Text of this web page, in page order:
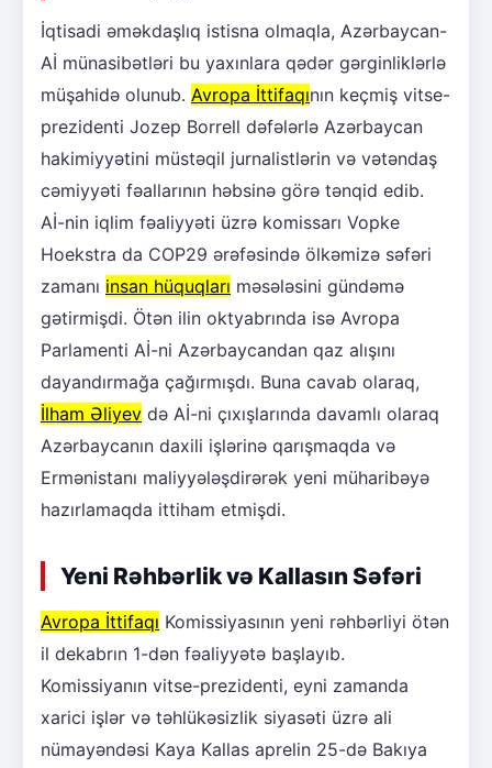
İqtisadi əməkdaşlıq istisna olmaqla, Azərbaycan-
Aİ münasibətləri bu yaxınlara qədər gərginliklərlə
müşahidə olunub. Avropa İttifaqının keçmiş vitse-
prezidenti Jozep Borrell dəfələrlə Azərbaycan
hakimiyyətini müstəqil jurnalistlərin və vətəndaş
cəmiyyəti fəallarının həbsinə görə tənqid edib.
Aİ-nin iqlim fəaliyyəti üzrə komissarı Vopke
Hoekstra da COP29 ərəfəsində ölkəmizə səfəri
zamanı insan hüquqları məsələsini gündəmə
gətirmişdi. Ötən ilin oktyabrında isə Avropa
Parlamenti Aİ-ni Azərbaycandan qaz alışını
dayandırmağa çağırmışdı. Buna cavab olaraq,
İlham Əliyev də Aİ-ni çıxışlarında davamlı olaraq
Azərbaycanın daxili işlərinə qarışmaqda və
Ermənistanı maliyyələşdirərək yeni müharibəyə
hazırlamaqda ittiham etmişdi.
Yeni Rəhbərlik və Kallasın Səfəri
Avropa İttifaqı Komissiyasının yeni rəhbərliyi ötən
il dekabrın 1-dən fəaliyyətə başlayıb.
Komissiyanın vitse-prezidenti, eyni zamanda
xarici işlər və təhlükəsizlik siyasəti üzrə ali
nümayəndəsi Kaya Kallas aprelin 25-də Bakıya